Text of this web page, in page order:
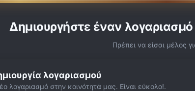
Δημιουργήστε έναν
Πρέπει να είσαι μέλος
λογαριασμού
λογαριασμό στην κοινότητά μας. Είναι εύκολο!.